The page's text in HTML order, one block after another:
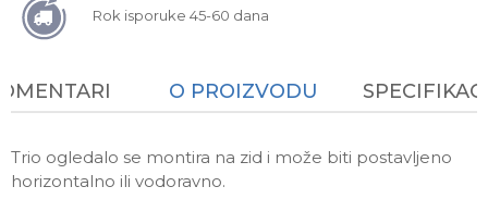
Rok isporuke 45-60 dana
O PROIZVODU
Trio ogledalo se montira na zid i može biti postavljeno
horizontalno ili vodoravno.